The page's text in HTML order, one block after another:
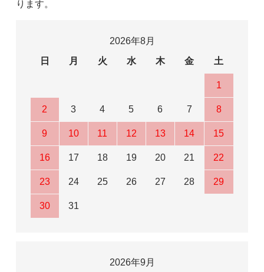
ります。
2026年8月
日
月 火 水 木 金 土
1
2 3 4 5 6 7 8
9 10 11 12 13 14 15
16 17 18 19 20 21 22
23 24 25 26 27 28 29
30 31
2026年9月